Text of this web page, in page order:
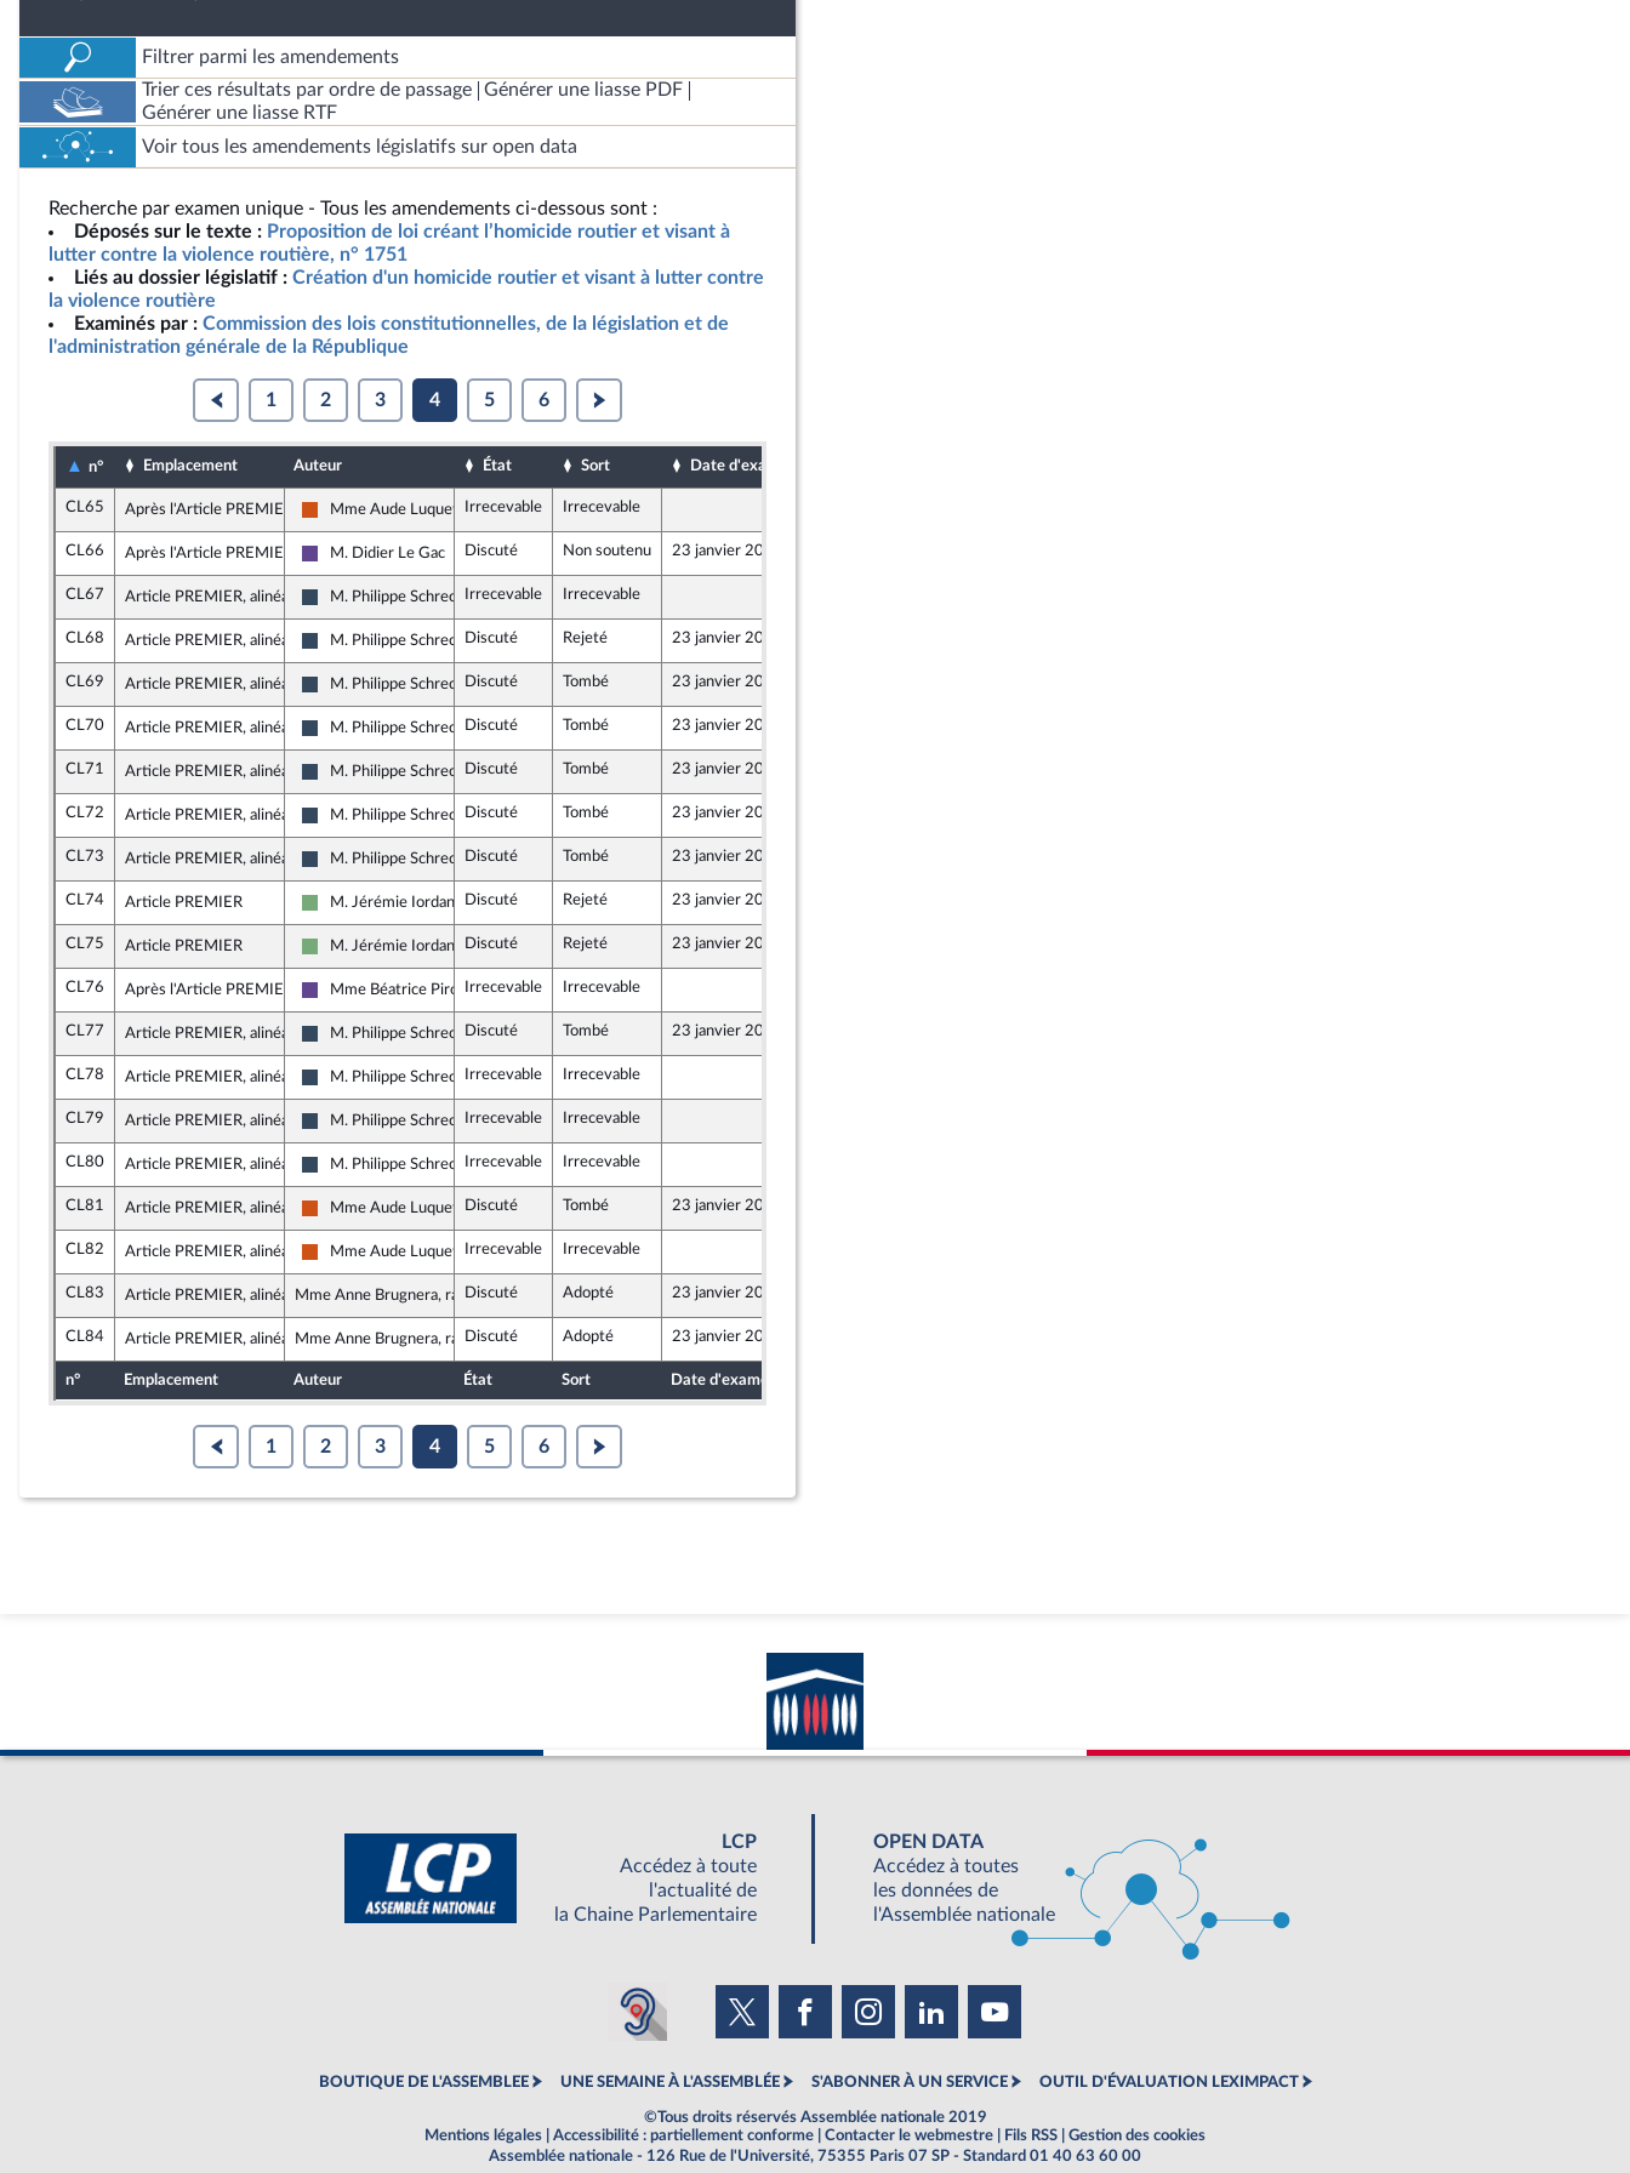
Filtrer parmi les amendements
Trier ces résultats par ordre de passage
Générer une liasse PDF
Générer une liasse RTF
Voir tous les amendements législatifs sur open data
Recherche par examen unique - Tous les amendements ci-dessous sont :
Déposés sur le texte : Proposition de loi créant l’homicide routier et visant à
lutter contre la violence routière, n° 1751
Liés au dossier législatif : Création d'un homicide routier et visant à lutter contre
la violence routière
Examinés par : Commission des lois constitutionnelles, de la législation et de
l'administration générale de la République
1 2 3 4 5 6
n° Emplacement Auteur État Sort Date d'examen
CL65 Après l'Article PREMIER
Démocrate (MoDem et Indépendants)
Mme Aude Luquet Irrecevable Irrecevable
CL66 Après l'Article PREMIER
Renaissance
M. Didier Le Gac Discuté Non soutenu 23 janvier 2024
CL67 Article PREMIER, alinéa 15
Rassemblement National
M. Philippe Schreck Irrecevable Irrecevable
CL68 Article PREMIER, alinéa 15
Rassemblement National
M. Philippe Schreck Discuté Rejeté 23 janvier 2024
CL69 Article PREMIER, alinéa 26
Rassemblement National
M. Philippe Schreck Discuté Tombé 23 janvier 2024
CL70 Article PREMIER, alinéa 37
Rassemblement National
M. Philippe Schreck Discuté Tombé 23 janvier 2024
CL71 Article PREMIER, alinéa 15
Rassemblement National
M. Philippe Schreck Discuté Tombé 23 janvier 2024
CL72 Article PREMIER, alinéa 15
Rassemblement National
M. Philippe Schreck Discuté Tombé 23 janvier 2024
CL73 Article PREMIER, alinéa 26
Rassemblement National
M. Philippe Schreck Discuté Tombé 23 janvier 2024
CL74 Article PREMIER
Écologiste - NUPES
M. Jérémie IordanoffDiscuté Rejeté 23 janvier 2024
CL75 Article PREMIER
Écologiste - NUPES
M. Jérémie IordanoffDiscuté Rejeté 23 janvier 2024
CL76 Après l'Article PREMIER
Renaissance
Mme Béatrice Piron Irrecevable Irrecevable
CL77 Article PREMIER, alinéa 37
Rassemblement National
M. Philippe Schreck Discuté Tombé 23 janvier 2024
CL78 Article PREMIER, alinéa 2
Rassemblement National
M. Philippe Schreck Irrecevable Irrecevable
CL79 Article PREMIER, alinéa 60
Rassemblement National
M. Philippe Schreck Irrecevable Irrecevable
CL80 Article PREMIER, alinéa 60
Rassemblement National
M. Philippe Schreck Irrecevable Irrecevable
CL81 Article PREMIER, alinéa 45
Démocrate (MoDem et Indépendants)
Mme Aude Luquet Discuté Tombé 23 janvier 2024
CL82 Article PREMIER, alinéa 45
Démocrate (MoDem et Indépendants)
Mme Aude Luquet Irrecevable Irrecevable
CL83 Article PREMIER, alinéa 15Mme Anne Brugnera, rapporteure
Discuté Adopté 23 janvier 2024
CL84 Article PREMIER, alinéa 13Mme Anne Brugnera, rapporteure
Discuté Adopté 23 janvier 2024
n° Emplacement Auteur État Sort Date d'examen
1 2 3 4 5 6
LCP
Accédez à toute
l'actualité de
la Chaine Parlementaire
OPEN DATA
Accédez à toutes
les données de
l'Assemblée nationale
BOUTIQUE DE L'ASSEMBLEE UNE SEMAINE À L'ASSEMBLÉE S'ABONNER À UN SERVICE OUTIL D'ÉVALUATION LEXIMPACT
©Tous droits réservés Assemblée nationale 2019
Mentions légales
Accessibilité : partiellement conforme Contacter le webmestre Fils RSS
Gestion des cookies
Assemblée nationale - 126 Rue de l'Université, 75355 Paris 07 SP - Standard 01 40 63 60 00